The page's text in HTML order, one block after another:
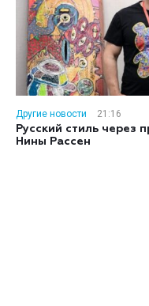
Другие новости
21:16
Русский стиль через
Нины Рассен